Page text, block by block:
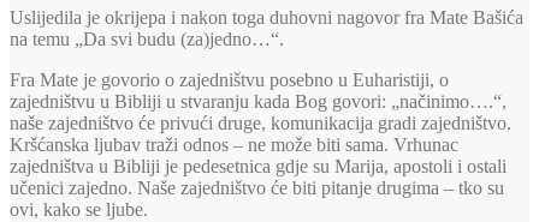
Uslijedila je okrijepa i nakon toga duhovni nagovor fra Mate Bašića
na temu „Da svi budu (za)jedno…“.
Fra Mate je govorio o zajedništvu posebno u Euharistiji, o
zajedništvu u Bibliji u stvaranju kada Bog govori: „načinimo….“,
naše zajedništvo će privući druge, komunikacija gradi zajedništvo.
Kršćanska ljubav traži odnos – ne može biti sama. Vrhunac
zajedništva u Bibliji je pedesetnica gdje su Marija, apostoli i ostali
učenici zajedno. Naše zajedništvo će biti pitanje drugima – tko su
ovi, kako se ljube.